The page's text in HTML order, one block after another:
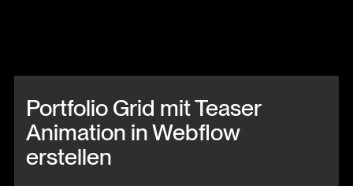
Portfolio Grid mit Teaser
Animation in Webflow
erstellen